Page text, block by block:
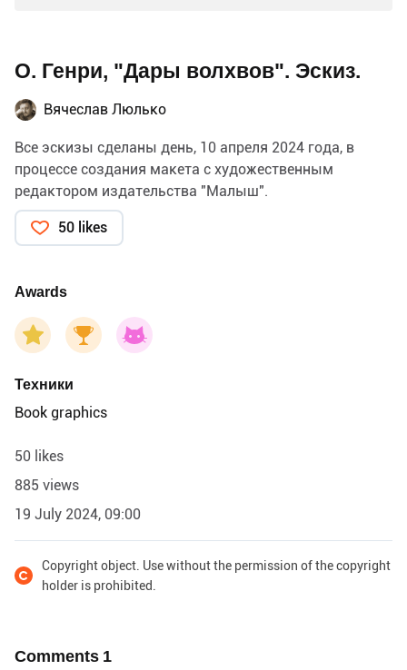
О. Генри, "Дары волхвов". Эскиз.
Вячеслав Люлько
Все эскизы сделаны день, 10 апреля 2024 года, в
процессе создания макета с художественным
редактором издательства "Малыш".
50 likes
Awards
Техники
Book graphics
50 likes
885 views
19 July 2024, 09:00
Copyright object. Use without the permission of the copyright
holder is prohibited.
Comments 1